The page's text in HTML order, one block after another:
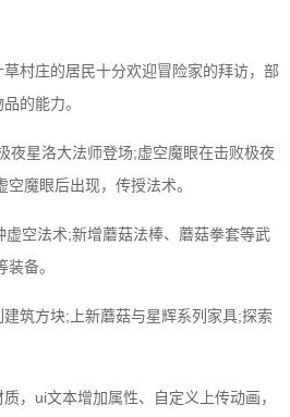
草村庄的居民十分欢迎冒险家的拜访，部
的能力。
夜星洛大法师登场;虚空魔眼在击败极夜
魔眼后出现，传授法术。
虚空法术;新增蘑菇法棒、蘑菇拳套等武
备。
建筑方块;上新蘑菇与星辉系列家具;探索
，ui文本增加属性、自定义上传动画，